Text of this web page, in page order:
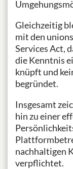
Gleichzeitig
mit den
Services Act,
die Kenntnis
knüpft und
begründet.
Insgesamt
hin zu einer
nachhaltigen
verpflichtet.